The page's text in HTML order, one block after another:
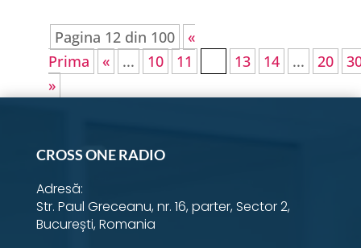
Pagina 12 din 100
«
Prima
« ... 10 11 13 14 ... 20
»
CROSS ONE RADIO
Adresă:
Str. Paul Greceanu, nr. 16, parter, Sector 2,
București, Romania